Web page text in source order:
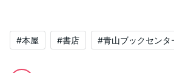
#本屋 #書店 #青山ブックセンタ